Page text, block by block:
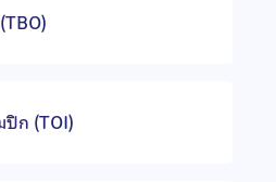
ปิก (TOI)